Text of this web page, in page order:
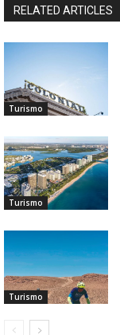
RELATED ARTICLES
Turismo
Turismo
Turismo